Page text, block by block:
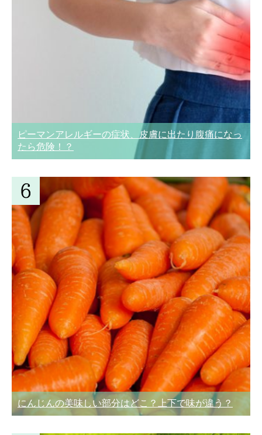
ピーマンアレルギーの症状、皮膚に出たり腹痛になっ
たら危険！？
にんじんの美味しい部分はどこ？上下で味が違う？